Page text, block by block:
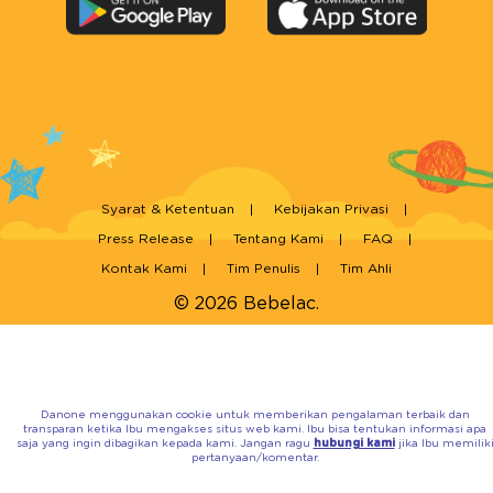
© 2026 Bebelac.
Syarat & Ketentuan Kebijakan Privasi
Press Release Tentang Kami FAQ
Kontak Kami Tim Penulis Tim Ahli
Danone menggunakan cookie untuk memberikan pengalaman terbaik dan
transparan ketika Ibu mengakses situs web kami. Ibu bisa tentukan informasi apa
saja yang ingin dibagikan kepada kami. Jangan ragu hubungi kamijika Ibu memiliki
pertanyaan/komentar.